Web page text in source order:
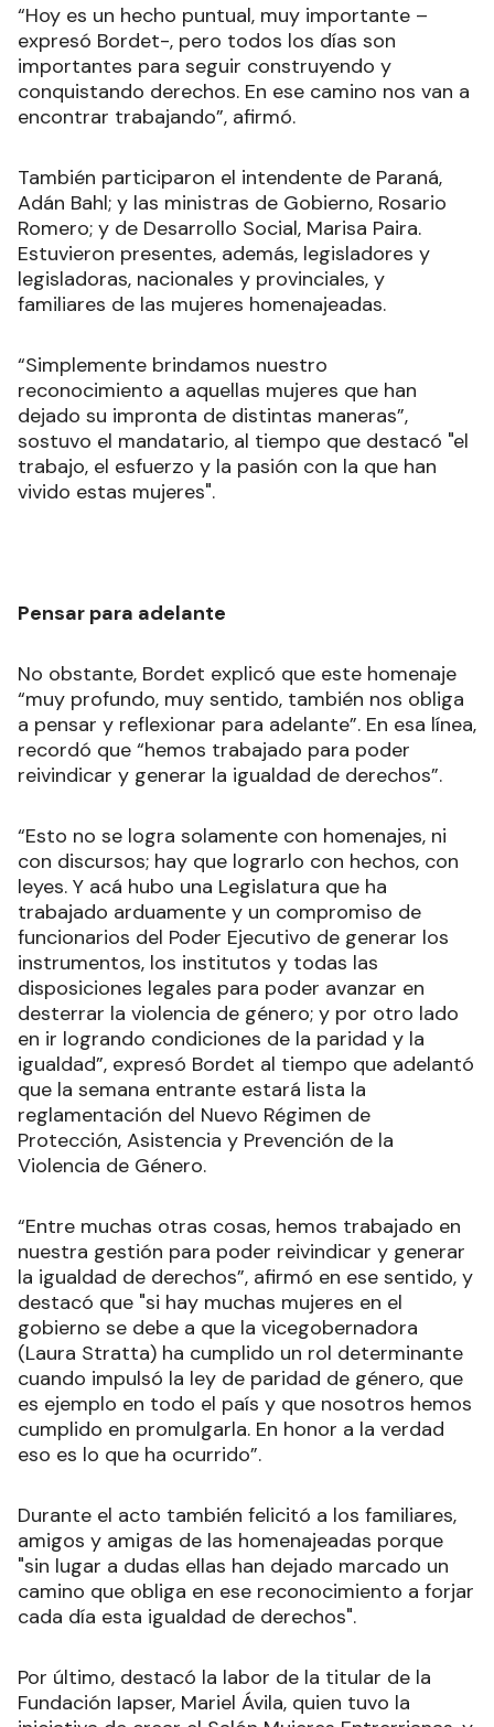
“Hoy es un hecho puntual, muy importante –
expresó Bordet-, pero todos los días son
importantes para seguir construyendo y
conquistando derechos. En ese camino nos van a
encontrar trabajando”, afirmó.
También participaron el intendente de Paraná,
Adán Bahl; y las ministras de Gobierno, Rosario
Romero; y de Desarrollo Social, Marisa Paira.
Estuvieron presentes, además, legisladores y
legisladoras, nacionales y provinciales, y
familiares de las mujeres homenajeadas.
“Simplemente brindamos nuestro
reconocimiento a aquellas mujeres que han
dejado su impronta de distintas maneras”,
sostuvo el mandatario, al tiempo que destacó "el
trabajo, el esfuerzo y la pasión con la que han
vivido estas mujeres".
Pensar para adelante
No obstante, Bordet explicó que este homenaje
“muy profundo, muy sentido, también nos obliga
a pensar y reflexionar para adelante”. En esa línea,
recordó que “hemos trabajado para poder
reivindicar y generar la igualdad de derechos”.
“Esto no se logra solamente con homenajes, ni
con discursos; hay que lograrlo con hechos, con
leyes. Y acá hubo una Legislatura que ha
trabajado arduamente y un compromiso de
funcionarios del Poder Ejecutivo de generar los
instrumentos, los institutos y todas las
disposiciones legales para poder avanzar en
desterrar la violencia de género; y por otro lado
en ir logrando condiciones de la paridad y la
igualdad”, expresó Bordet al tiempo que adelantó
que la semana entrante estará lista la
reglamentación del Nuevo Régimen de
Protección, Asistencia y Prevención de la
Violencia de Género.
“Entre muchas otras cosas, hemos trabajado en
nuestra gestión para poder reivindicar y generar
la igualdad de derechos”, afirmó en ese sentido, y
destacó que "si hay muchas mujeres en el
gobierno se debe a que la vicegobernadora
(Laura Stratta) ha cumplido un rol determinante
cuando impulsó la ley de paridad de género, que
es ejemplo en todo el país y que nosotros hemos
cumplido en promulgarla. En honor a la verdad
eso es lo que ha ocurrido”.
Durante el acto también felicitó a los familiares,
amigos y amigas de las homenajeadas porque
"sin lugar a dudas ellas han dejado marcado un
camino que obliga en ese reconocimiento a forjar
cada día esta igualdad de derechos".
Por último, destacó la labor de la titular de la
Fundación Iapser, Mariel Ávila, quien tuvo la